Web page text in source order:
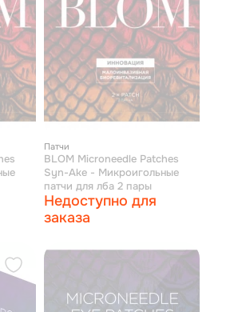
Патчи
BLOM Microneedle Patches
Syn-Ake - Микроигольные
патчи для лба 2 пары
Недоступно для
заказа